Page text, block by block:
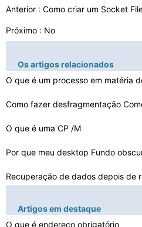
Anterior : Como criar um Socket
Próximo : No
Os artigos relacionados
O que é um processo em matéria
Como fazer desfragmentação
O que é uma CP /M
Por que meu desktop Fundo
Como faço para mover a ZDC em
Artigos em destaque
O que é endereço obrigatório